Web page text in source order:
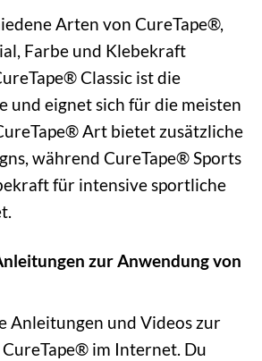
Arten von CureTape®,
Farbe und Klebekraft
Classic ist die
und eignet sich für die meisten
Art bietet zusätzliche
während CureTape® Sports
für intensive sportliche
zur Anwendung von
Anleitungen und Videos zur
im Internet. Du